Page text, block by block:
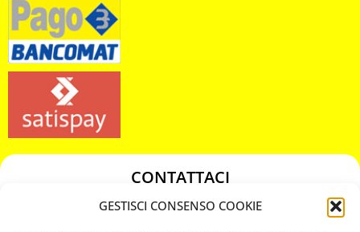
GESTISCI CONSENSO COOKIE
CONTATTACI
349 3863811